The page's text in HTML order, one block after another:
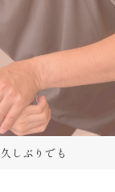
しぶりでも